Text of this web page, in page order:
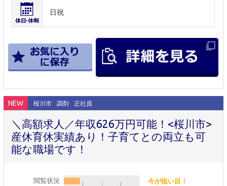
日祝
NEW 桜川市 調剤 正社員
＼高額求人／年収626万円可能！<桜川市>
産休育休実績あり！子育てとの両立も可
能な職場です！
閲覧状況 今が狙い目！